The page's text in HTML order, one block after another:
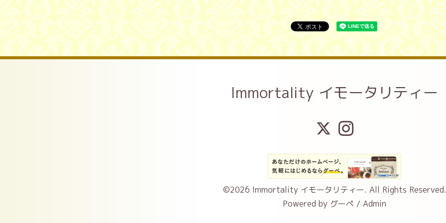
Immortality イモータリティー
©2026 Immortality イモータリティー. All Rights Reserved.
Powered by グーペ / Admin